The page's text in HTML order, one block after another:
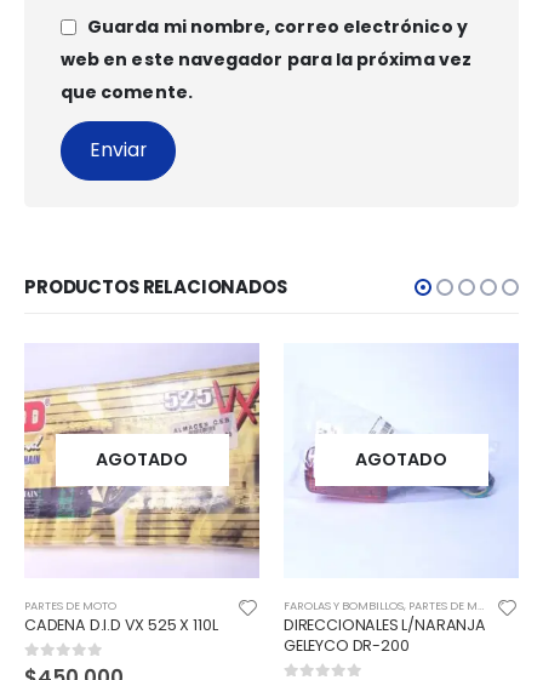
Guarda mi nombre, correo electrónico y
web en este navegador para la próxima vez
que comente.
PRODUCTOS RELACIONADOS
AGOTADO
MOTO
D.I.D VX 525 X 110L
AGOTADO
FAROLAS Y BOMBILLOS,PARTES DE MOTO
DIRECCIONALES L/NARANJA
GELEYCO DR-200
PARTES DE